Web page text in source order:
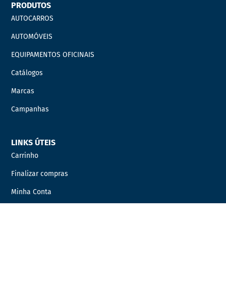
PRODUTOS
AUTOCARROS
AUTOMÓVEIS
EQUIPAMENTOS OFICINAIS
Catálogos
Marcas
Campanhas
LINKS ÚTEIS
Carrinho
Finalizar compras
Minha Conta